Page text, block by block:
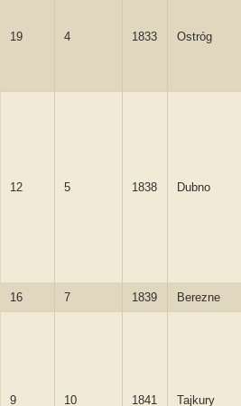
19 4 1833 Ostróg
12 5 1838 Dubno
16 7 1839 Berezne
9 10 1841 Tajkury